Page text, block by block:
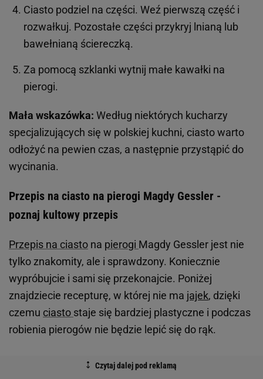
Ciasto podziel na części. Weź pierwszą część i
rozwałkuj. Pozostałe części przykryj lnianą lub
bawełnianą ściereczką.
Za pomocą szklanki wytnij małe kawałki na
pierogi.
Mała wskazówka: Według niektórych kucharzy
specjalizujących się w polskiej kuchni, ciasto warto
odłożyć na pewien czas, a następnie przystąpić do
wycinania.
Przepis na ciasto na pierogi Magdy Gessler -
poznaj kultowy przepis
Przepis na ciasto na pierogi Magdy Gessler jest nie
tylko znakomity, ale i sprawdzony. Koniecznie
wypróbujcie i sami się przekonajcie. Poniżej
znajdziecie recepturę, w której nie ma jajek, dzięki
czemu ciasto staje się bardziej plastyczne i podczas
robienia pierogów nie będzie lepić się do rąk.